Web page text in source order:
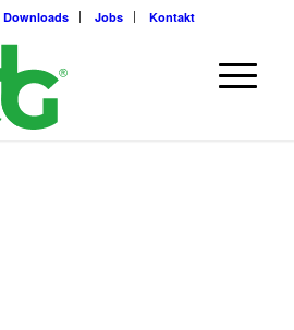
Downloads Jobs Kontakt